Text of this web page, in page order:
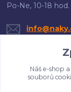
Po-Ne, 10-18 hod.
Náš e-shop
souborů